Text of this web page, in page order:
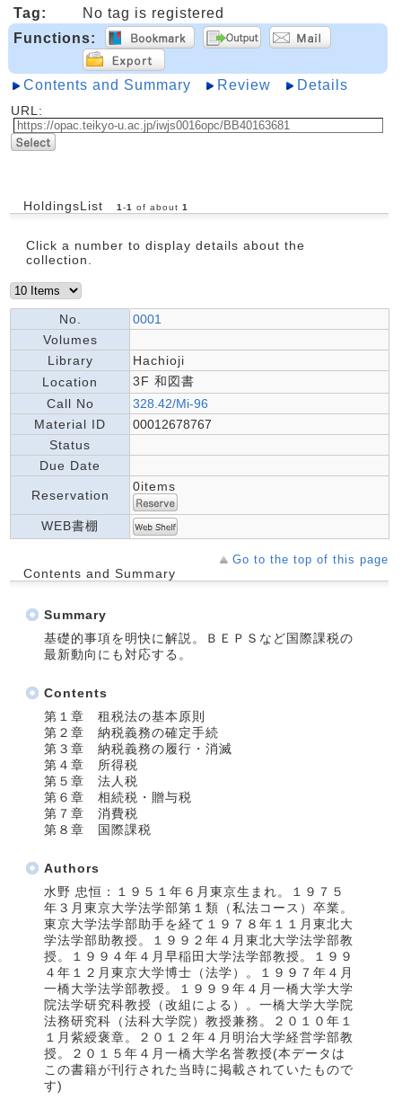
Tag:
No tag is registered
Functions:
Contents and Summary Review Details
URL:
HoldingsList 1 -1 of about 1
Click a number to display details about the
collection.
No.
0001
Volumes
Library
Hachioji
Location
3F 和図書
Call No
328.42/Mi-96
Material ID
00012678767
Status
Due Date
Reservation
0items
WEB書棚
Go to the top of this page
Contents and Summary
Summary
基礎的事項を明快に解説。ＢＥＰＳなど国際課税の
最新動向にも対応する。
Contents
第１章 租税法の基本原則
第２章 納税義務の確定手続
第３章 納税義務の履行・消滅
第４章 所得税
第５章 法人税
第６章 相続税・贈与税
第７章 消費税
第８章 国際課税
Authors
水野 忠恒：１９５１年６月東京生まれ。１９７５
年３月東京大学法学部第１類（私法コース）卒業。
東京大学法学部助手を経て１９７８年１１月東北大
学法学部助教授。１９９２年４月東北大学法学部教
授。１９９４年４月早稲田大学法学部教授。１９９
４年１２月東京大学博士（法学）。１９９７年４月
一橋大学法学部教授。１９９９年４月一橋大学大学
院法学研究科教授（改組による）。一橋大学大学院
法務研究科（法科大学院）教授兼務。２０１０年１
１月紫綬褒章。２０１２年４月明治大学経営学部教
授。２０１５年４月一橋大学名誉教授(本データは
この書籍が刊行された当時に掲載されていたもので
す)